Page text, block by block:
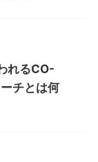
れるCO-
チとは何